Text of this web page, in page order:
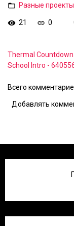
Разные
21 0
Thermal
School Intro -
Всего
Добавлять